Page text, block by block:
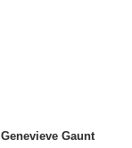
Genevieve Gaunt